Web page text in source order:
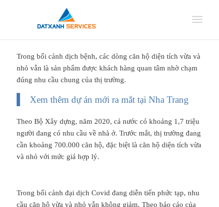
Trong bối cảnh dịch bệnh, các dòng căn hộ diện tích vừa và
nhỏ vẫn là sản phẩm được khách hàng quan tâm nhờ chạm
đúng nhu cầu chung của thị trường.
Xem thêm dự án mới ra mắt tại Nha Trang
Theo Bộ Xây dựng, năm 2020, cả nước có khoảng 1,7 triệu
người đang có nhu cầu về nhà ở. Trước mắt, thị trường đang
cần khoảng 700.000 căn hộ, đặc biệt là căn hộ diện tích vừa
và nhỏ với mức giá hợp lý.
Trong bối cảnh đại dịch Covid đang diễn tiến phức tạp, nhu
cầu căn hộ vừa và nhỏ vẫn không giảm. Theo báo cáo của